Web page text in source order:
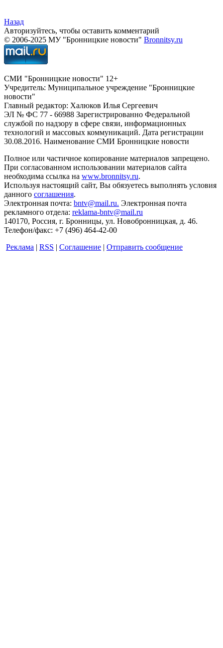
Назад
Авторизуйтесь, чтобы оставить комментарий
© 2006-2025 МУ "Бронницкие новости" Bronnitsy.ru
СМИ "Бронницкие новости" 12+
Учредитель: Муниципальное учреждение "Бронницкие
новости"
Главный редактор: Халюков Илья Сергеевич
ЭЛ № ФС 77 - 66988 Зарегистрированно Федеральной
службой по надзору в сфере связи, информационных
технологий и массовых коммуникаций. Дата регистрации
30.08.2016. Наименование СМИ Бронницкие новости
Полное или частичное копирование материалов запрещено.
При согласованном использовании материалов сайта
необходима ссылка на www.bronnitsy.ru.
Используя настоящий сайт, Вы обязуетесь выполнять условия
данного соглашения.
Электронная почта: bntv@mail.ru. Электронная почта
рекламного отдела: reklama-bntv@mail.ru
140170, Россия, г. Бронницы, ул. Новобронницкая, д. 46.
Телефон/факс: +7 (496) 464-42-00
Реклама | RSS | Соглашение | Отправить сообщение